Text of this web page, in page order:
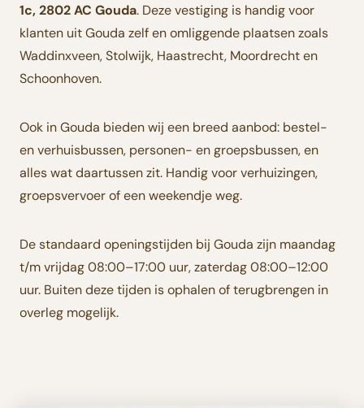
1c, 2802 AC Gouda. Deze vestiging is handig voor
klanten uit Gouda zelf en omliggende plaatsen zoals
Waddinxveen, Stolwijk, Haastrecht, Moordrecht en
Schoonhoven.
Ook in Gouda bieden wij een breed aanbod: bestel-
en verhuisbussen, personen- en groepsbussen, en
alles wat daartussen zit. Handig voor verhuizingen,
groepsvervoer of een weekendje weg.
De standaard openingstijden bij Gouda zijn maandag
t/m vrijdag 08:00–17:00 uur, zaterdag 08:00–12:00
uur. Buiten deze tijden is ophalen of terugbrengen in
overleg mogelijk.